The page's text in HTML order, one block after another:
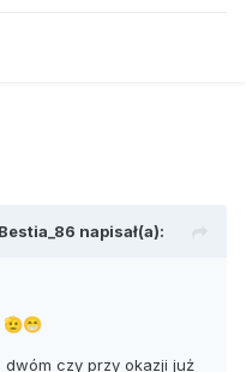
Bestia_86 napisał(a):
🫡😁
dwóm czy przy okazji już